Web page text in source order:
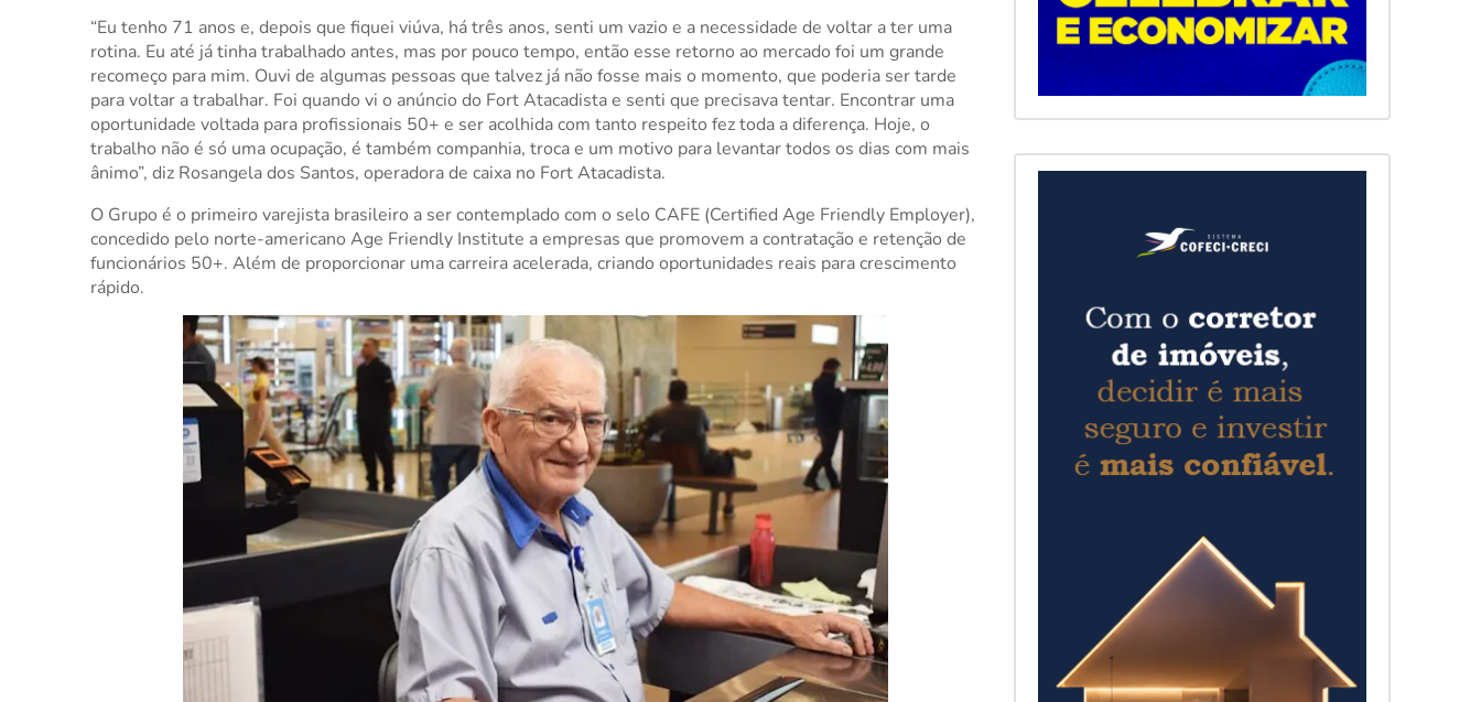
“Eu tenho 71 anos e, depois que fiquei viúva, há três anos, senti um vazio e a necessidade de voltar a ter uma
rotina. Eu até já tinha trabalhado antes, mas por pouco tempo, então esse retorno ao mercado foi um grande
recomeço para mim. Ouvi de algumas pessoas que talvez já não fosse mais o momento, que poderia ser tarde
para voltar a trabalhar. Foi quando vi o anúncio do Fort Atacadista e senti que precisava tentar. Encontrar uma
oportunidade voltada para profissionais 50+ e ser acolhida com tanto respeito fez toda a diferença. Hoje, o
trabalho não é só uma ocupação, é também companhia, troca e um motivo para levantar todos os dias com mais
ânimo”, diz Rosangela dos Santos, operadora de caixa no Fort Atacadista.
O Grupo é o primeiro varejista brasileiro a ser contemplado com o selo CAFE (Certified Age Friendly Employer),
concedido pelo norte-americano Age Friendly Institute a empresas que promovem a contratação e retenção de
funcionários 50+. Além de proporcionar uma carreira acelerada, criando oportunidades reais para crescimento
rápido.